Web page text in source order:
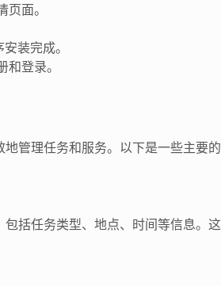
面。
装完成。
登录。
管理任务和服务。以下是一些主要的
括任务类型、地点、时间等信息。